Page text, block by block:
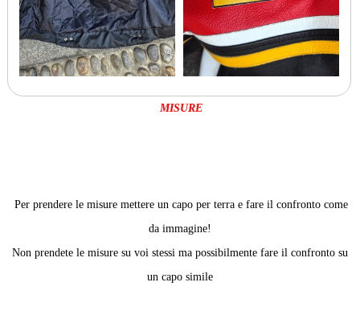
MISURE
Per prendere le misure mettere un capo per terra e fare il confronto come
da immagine!
Non prendete le misure su voi stessi ma possibilmente fare il confronto su
un capo simile